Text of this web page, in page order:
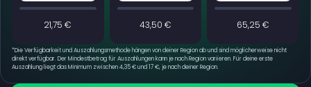
21,75 € 43,50 € 65,25 €
*Die Verfügbarkeit und Auszahlungsmethode hängen von deiner Region ab und sind möglicherweise nicht
direkt verfügbar. Der Mindestbetrag für Auszahlungen kann je nach Region variieren. Für deine erste
Auszahlung liegt das Minimum zwischen 4,35 € und 17 €, je nach deiner Region.